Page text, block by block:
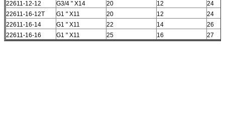
22611-12-12
G3/4 " X14 20 12
24
22611-16-12T
G1 " X11 20 12
24
22611-16-14
G1 " X11 22 14
26
22611-16-16
G1 " X11 25 16 27